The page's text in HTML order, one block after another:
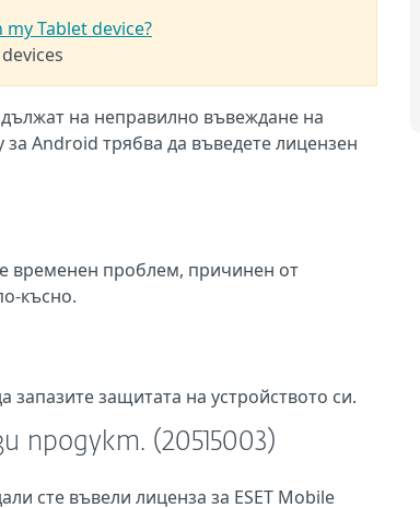
Tablet device?
на неправилно въвеждане на
Android трябва да въведете лицензен
временен проблем, причинен от
късно.
запазите защитата на устройството си.
продукт. (20515003)
сте въвели лиценза за ESET Mobile